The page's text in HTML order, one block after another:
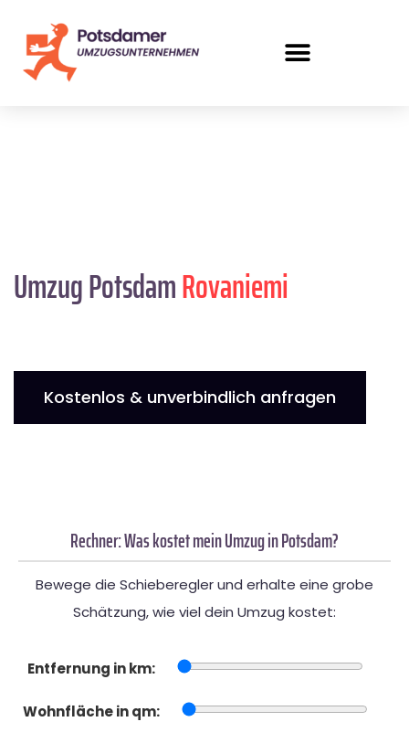
Umzug PotsdamRovaniemi
Kostenlos & unverbindlich anfragen
Rechner: Was kostet mein Umzug in Potsdam?
Bewege die Schieberegler und erhalte eine grobe
Schätzung, wie viel dein Umzug kostet:
Entfernung in km:
Wohnfläche in qm: